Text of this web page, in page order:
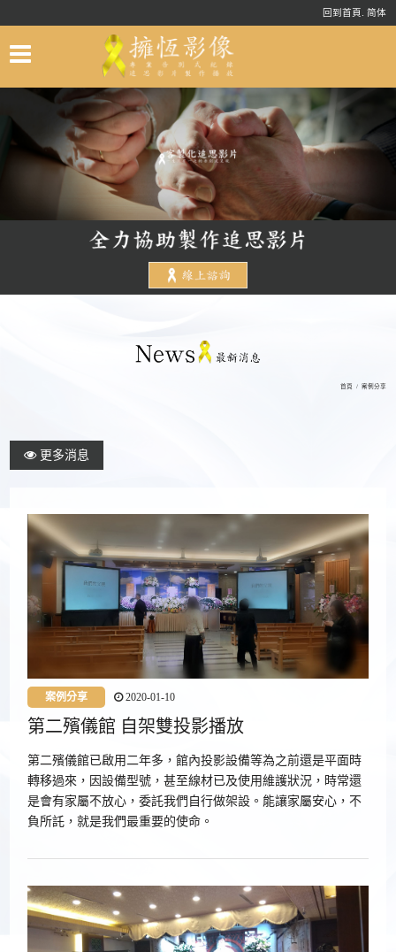
回到首頁 . 简体
首頁 / 案例分享
更多消息
案例分享 2020-01-10
第二殯儀館 自架雙投影播放
第二殯儀館已啟用二年多，館內投影設備等為之前還是平面時
轉移過來，因設備型號，甚至線材已及使用維護狀況，時常還
是會有家屬不放心，委託我們自行做架設。能讓家屬安心，不
負所託，就是我們最重要的使命。